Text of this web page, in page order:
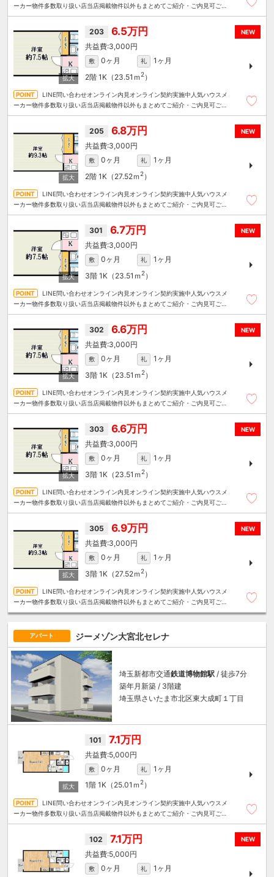
ーカー物件多数取り扱い店当店掲載物件以外もまとめてご紹介・ご内見可ご予
NEW
203 6.5万円
3,000円
敷 0ヶ月 礼
1ヶ月
2階 1K（23.51ｍ 2）
LINE問い合わせオンライン内見オンライン契約実施中人気ハウスメ
ーカー物件多数取り扱い店当店掲載物件以外もまとめてご紹介・ご内見可ご予
NEW
205 6.8万円
3,000円
敷 0ヶ月 礼
1ヶ月
2階 1K（27.52ｍ 2）
LINE問い合わせオンライン内見オンライン契約実施中人気ハウスメ
ーカー物件多数取り扱い店当店掲載物件以外もまとめてご紹介・ご内見可ご予
NEW
301 6.7万円
3,000円
敷 0ヶ月 礼
1ヶ月
3階 1K（23.51ｍ 2）
LINE問い合わせオンライン内見オンライン契約実施中人気ハウスメ
ーカー物件多数取り扱い店当店掲載物件以外もまとめてご紹介・ご内見可ご予
NEW
302 6.6万円
3,000円
敷 0ヶ月 礼
1ヶ月
3階 1K（23.51ｍ 2）
LINE問い合わせオンライン内見オンライン契約実施中人気ハウスメ
ーカー物件多数取り扱い店当店掲載物件以外もまとめてご紹介・ご内見可ご予
NEW
303 6.6万円
3,000円
敷 0ヶ月 礼
1ヶ月
3階 1K（23.51ｍ 2）
LINE問い合わせオンライン内見オンライン契約実施中人気ハウスメ
ーカー物件多数取り扱い店当店掲載物件以外もまとめてご紹介・ご内見可ご予
NEW
305 6.9万円
3,000円
敷 0ヶ月 礼
1ヶ月
3階 1K（27.52ｍ 2）
LINE問い合わせオンライン内見オンライン契約実施中人気ハウスメ
ーカー物件多数取り扱い店当店掲載物件以外もまとめてご紹介・ご内見可ご予
アパート ジーメゾン大宮北セレナ
埼玉新都市交通鉄道博物館駅 / 徒歩7分
築年月新築 / 3階建
埼玉県さいたま市北区東大成町１丁目
101 7.1万円
5,000円
敷 0ヶ月 礼
1ヶ月
1階 1K（25.01ｍ 2）
LINE問い合わせオンライン内見オンライン契約実施中人気ハウスメ
ーカー物件多数取り扱い店当店掲載物件以外もまとめてご紹介・ご内見可ご予
NEW
102 7.1万円
5,000円
敷 0ヶ月 礼
1ヶ月